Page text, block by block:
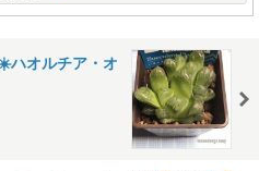
ハオルチア・オ